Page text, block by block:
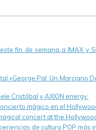
fin de semana a IMAX y
«George Pal: Un Marciano
Cristóbal y AXION energy.
mágico en el
concert at the
de cultura POP más